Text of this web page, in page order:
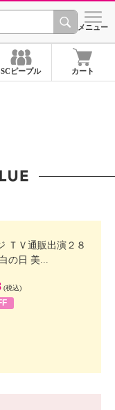
ショッ
メニュー
SCピープル カート
ＴＶ通販出演２８
の日 美...
(税込)